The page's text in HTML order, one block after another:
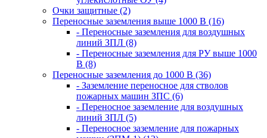
Очки защитные (2)
Переносные заземления выше 1000 В (16)
- Переносные заземления для воздушных
линий ЗПЛ (8)
- Переносные заземления для РУ выше 1000
В (8)
Переносные заземления до 1000 В (36)
- Заземление переносное для стволов
пожарных машин ЗПС (6)
- Переносное заземление для воздушных
линий ЗПЛ (5)
- Переносное заземление для пожарных